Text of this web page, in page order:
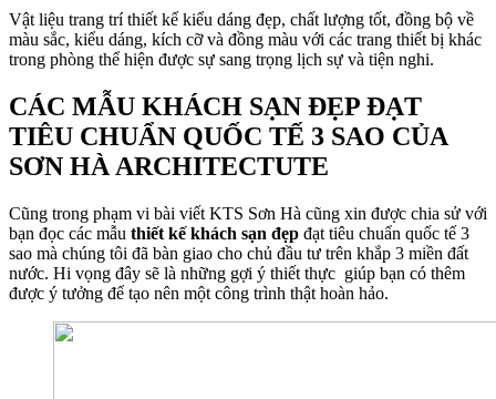
Vật liệu trang trí thiết kế kiểu dáng đẹp, chất lượng tốt, đồng bộ về
màu sắc, kiểu dáng, kích cỡ và đồng màu với các trang thiết bị khác
trong phòng thể hiện được sự sang trọng lịch sự và tiện nghi.
CÁC MẪU KHÁCH SẠN ĐẸP ĐẠT
TIÊU CHUẨN QUỐC TẾ 3 SAO CỦA
SƠN HÀ ARCHITECTUTE
Cũng trong phạm vi bài viết KTS Sơn Hà cũng xin được chia sử với
bạn đọc các mẫu thiết kế khách sạn đẹp đạt tiêu chuẩn quốc tế 3
sao mà chúng tôi đã bàn giao cho chủ đầu tư trên khắp 3 miền đất
nước. Hi vọng đây sẽ là những gợi ý thiết thực giúp bạn có thêm
được ý tưởng để tạo nên một công trình thật hoàn hảo.